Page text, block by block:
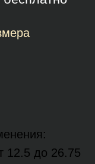
12.5 до 26.75